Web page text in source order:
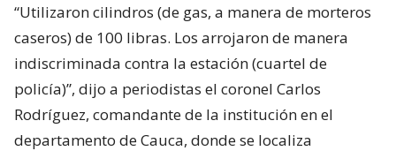
“Utilizaron cilindros (de gas, a manera de morteros
caseros) de 100 libras. Los arrojaron de manera
indiscriminada contra la estación (cuartel de
policía)”, dijo a periodistas el coronel Carlos
Rodríguez, comandante de la institución en el
departamento de Cauca, donde se localiza